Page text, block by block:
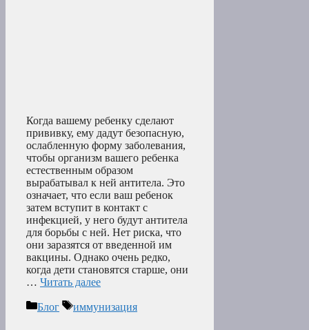
Когда вашему ребенку сделают
прививку, ему дадут безопасную,
ослабленную форму заболевания,
чтобы организм вашего ребенка
естественным образом
вырабатывал к ней антитела. Это
означает, что если ваш ребенок
затем вступит в контакт с
инфекцией, у него будут антитела
для борьбы с ней. Нет риска, что
они заразятся от введенной им
вакцины. Однако очень редко,
когда дети становятся старше, они
… Читать далее
Рубрики
Блог Метки
иммунизация